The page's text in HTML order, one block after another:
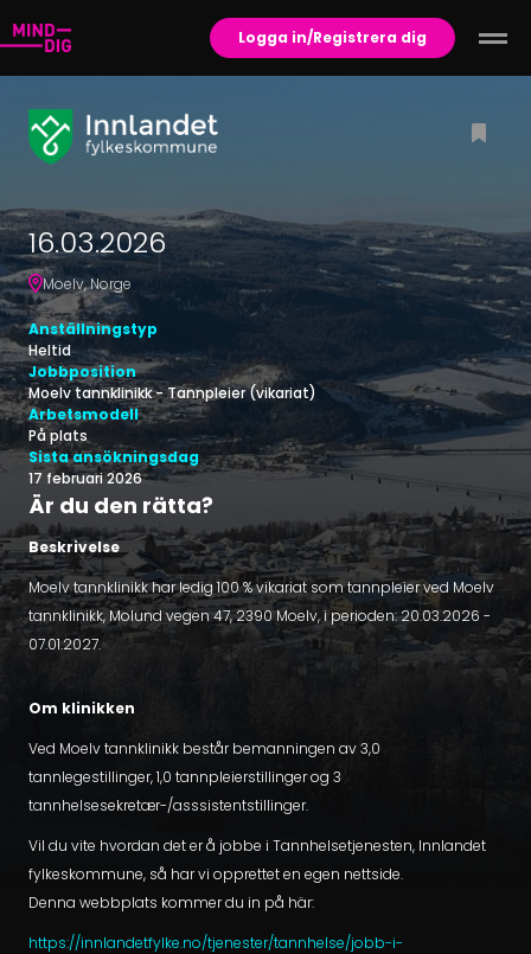
Logga in/Registrera dig
16.03.2026
Moelv,Norge
Anställningstyp
Heltid
Jobbposition
Moelv tannklinikk - Tannpleier (vikariat)
Arbetsmodell
På plats
Sista ansökningsdag
17 februari 2026
Är du den rätta?
Beskrivelse
Moelv tannklinikk har ledig 100 % vikariat som tannpleier ved Moelv
tannklinikk, Molund vegen 47, 2390 Moelv, i perioden: 20.03.2026 -
07.01.2027.
Om klinikken
Ved Moelv tannklinikk består bemanningen av 3,0
tannlegestillinger, 1,0 tannpleierstillinger og 3
tannhelsesekretær-/asssistentstillinger.
Vil du vite hvordan det er å jobbe i Tannhelsetjenesten, Innlandet
fylkeskommune, så har vi opprettet en egen nettside.
Denna webbplats kommer du in på här:
https://innlandetfylke.no/tjenester/tannhelse/jobb-i-